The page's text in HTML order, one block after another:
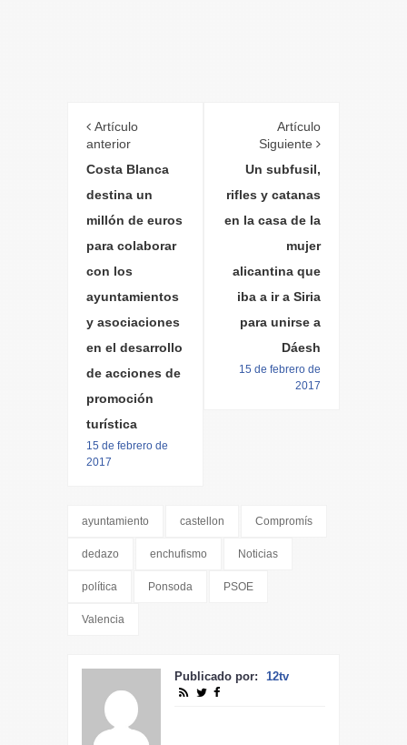
Artículo
anterior
Costa Blanca
destina un
millón de euros
para colaborar
con los
ayuntamientos
y asociaciones
en el desarrollo
de acciones de
promoción
turística
15 de febrero de
2017
Artículo
Siguiente
Un subfusil,
rifles y catanas
en la casa de la
mujer
alicantina que
iba a ir a Siria
para unirse a
Dáesh
15 de febrero de
2017
ayuntamiento castellon Compromís
dedazo enchufismo Noticias
política Ponsoda PSOE
Valencia
Publicado por: 12tv